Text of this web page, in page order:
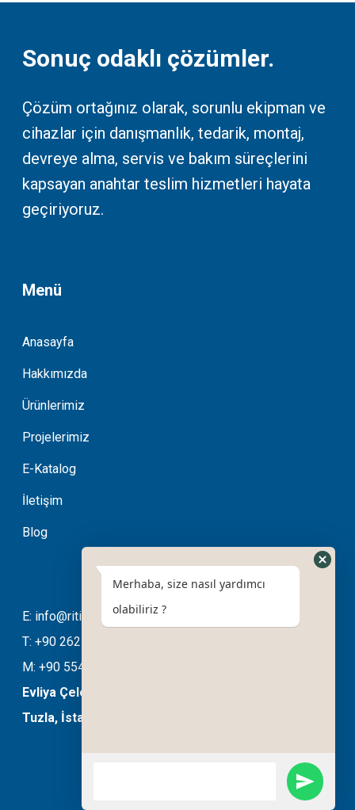
Sonuç odaklı çözümler.
Çözüm ortağınız olarak, sorunlu ekipman ve
cihazlar için danışmanlık, tedarik, montaj,
devreye alma, servis ve bakım süreçlerini
kapsayan anahtar teslim hizmetleri hayata
geçiriyoruz.
Menü
Anasayfa
Hakkımızda
Ürünlerimiz
Projelerimiz
E-Katalog
İletişim
Blog
E: info@ritimotomasyon.com
T: +90 262 643 20 94
M: +90 554 508 76 03
Evliya Çelebi Mahallesi Ela Sokak No:11/B
Tuzla, İstanbul, Türkiye
Merhaba, size nasıl yardımcı
olabiliriz ?